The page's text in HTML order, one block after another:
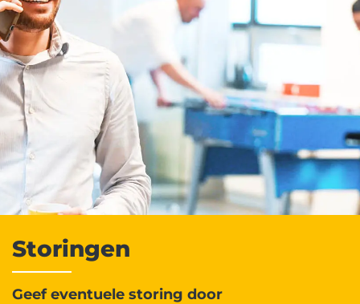
Storingen
Geef eventuele storing door